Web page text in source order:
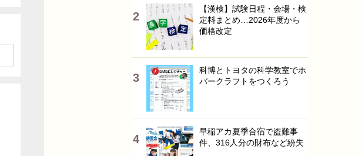
【漢検】試験日程・会場・検
定料まとめ…2026年度から
価格改定
科博とトヨタの科学教室でホ
バークラフトをつくろう
早稲アカ夏季合宿で盗難事
件、316人分の財布など紛失